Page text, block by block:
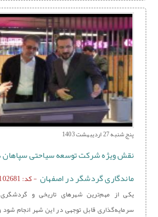
پنج شنبه 27 اردیبهشت 1403
نقش ویژه شرکت توسعه سیاحتی سپاهان
ماندگاری گردشگر در اصفهان - کد: 102681
یکی از مهم‌ترین شهرهای تاریخی و گردشگری
سرمایه‌گذاری قابل توجهی در این شهر انجام شود